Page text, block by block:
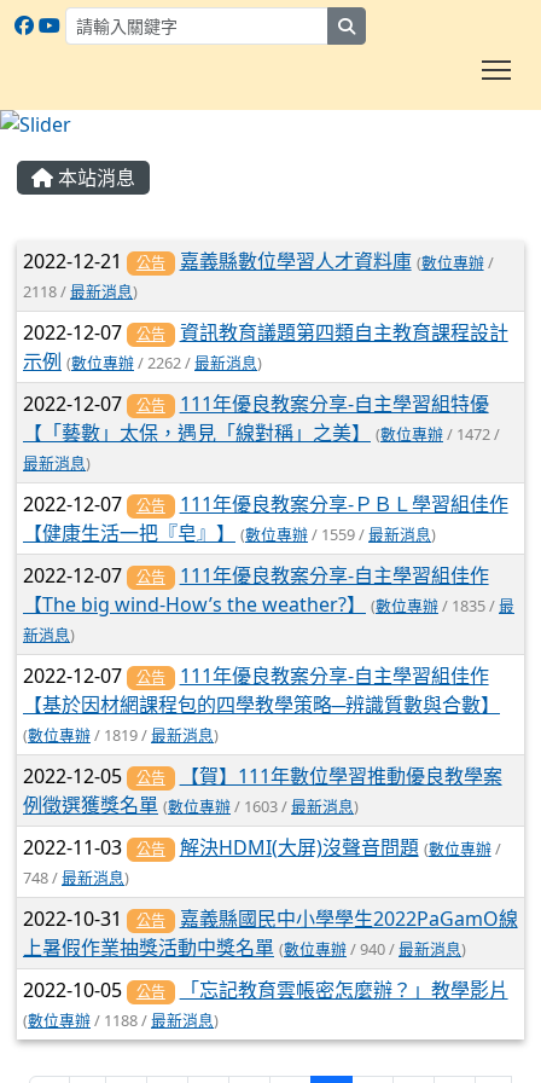
本站消息
文章列表
2022-12-21 公告 嘉義縣數位學習人才資料庫 (數位專辦/
2118 /最新消息)
2022-12-07 公告
資訊教育議題第四類自主教育課程設計
示例 (數位專辦/ 2262 /最新消息)
2022-12-07 公告
111年優良教案分享-自主學習組特優
【「藝數」太保，遇見「線對稱」之美】
(數位專辦/ 1472 /
最新消息)
2022-12-07 公告
111年優良教案分享-ＰＢＬ學習組佳作
【健康生活一把『皂』】
(數位專辦/ 1559 /最新消息)
2022-12-07 公告
111年優良教案分享-自主學習組佳作
【The big wind-How’s the weather?】
(數位專辦/ 1835 /最
新消息)
2022-12-07 公告
111年優良教案分享-自主學習組佳作
【基於因材網課程包的四學教學策略─辨識質數與合數】
(數位專辦/ 1819 /最新消息)
2022-12-05 公告
【賀】111年數位學習推動優良教學案
例徵選獲獎名單 (數位專辦/ 1603 /最新消息)
2022-11-03 公告 解決HDMI(大屏)沒聲音問題 (數位專辦/
748 /最新消息)
2022-10-31 公告
嘉義縣國民中小學學生2022PaGamO線
上暑假作業抽獎活動中獎名單 (數位專辦/ 940 /最新消息)
2022-10-05 公告 「忘記教育雲帳密怎麼辦？」教學影片
(數位專辦/ 1188 /最新消息)